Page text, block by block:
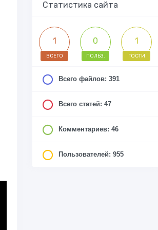
Статистика сайта
1
ВСЕГО
0
ПОЛЬЗ.
1
ГОСТИ
Всего файлов: 391
Всего статей: 47
Комментариев: 46
Пользователей: 955